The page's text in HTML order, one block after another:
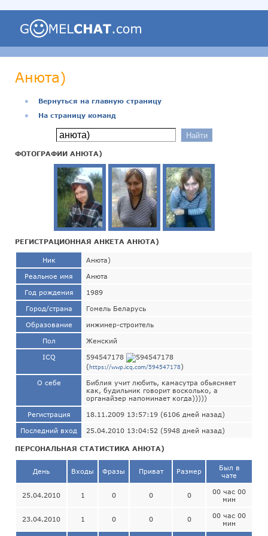
Анюта)
●
Вернуться на главную страницу
●
На страницу команд
ФОТОГРАФИИ АНЮТА)
РЕГИСТРАЦИОННАЯ АНКЕТА АНЮТА)
Ник Анюта)
Реальное имя Анюта
Год рождения 1989
Город/страна Гомель Беларусь
Образование инжинер-строитель
Пол Женский
ICQ
594547178
(https://wwp.icq.com/594547178)
О себе
Библия учит любить, камасутра обьясняет
как, будильник говорит восколько, а
органайзер напоминает когда)))))
Регистрация 18.11.2009 13:57:19 (6106 дней назад)
Последний вход 25.04.2010 13:04:52 (5948 дней назад)
ПЕРСОНАЛЬНАЯ СТАТИСТИКА АНЮТА)
День Входы Фразы Приват Размер
Был в
чате
25.04.2010 1 0 0 0
00 час 00
мин
23.04.2010 1 0 0 0
00 час 00
мин